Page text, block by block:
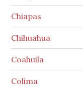
Chiapas
Chihuahua
Coahuila
Colima